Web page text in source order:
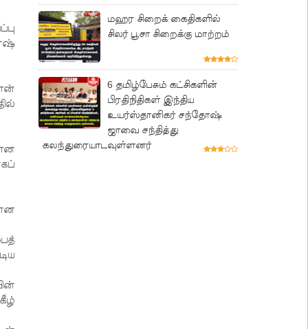
மஹர சிறைக் கைதிகளில்
சிலர் பூசா சிறைக்கு மாற்றம்
6 தமிழ்பேசும் கட்சிகளின்
பிரதிநிதிகள் இந்திய
உயர்ஸ்தானிகர் சந்தோஷ்
ஜாவை சந்தித்து
கலந்துரையாடவுள்ளனர்